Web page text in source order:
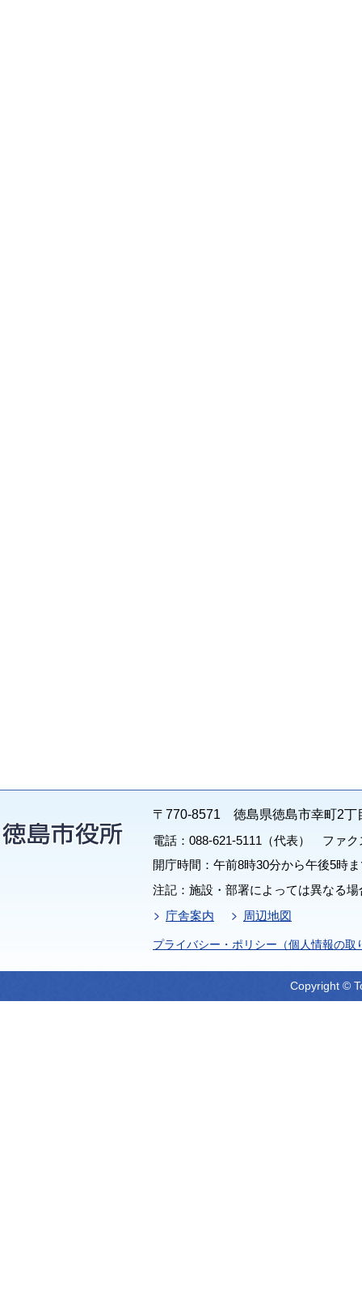
〒770-8571 徳島県徳島市幸町2丁
電話：088-621-5111（代表） ファク
開庁時間：午前8時30分から午後5時
注記：施設・部署によっては異なる
庁舎案内
周辺地図
プライバシー・ポリシー（個人情報の取
Copyright ©